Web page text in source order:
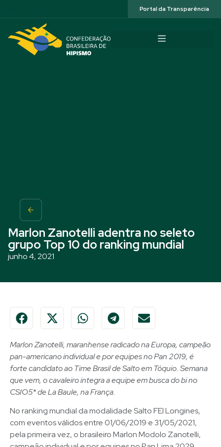
Portal da Transparência
Marlon Zanotelli adentra no seleto
grupo Top 10 do ranking mundial
junho 4, 2021
Marlon Zanotelli, maranhense radicado na Europa, campeão
pan-americano individual e por equipes no Pan 2019, é
forte candidato ao Time Brasil de Salto em Tóquio. Semana
que vem, o cavaleiro integra a equipe em busca do bi no
CSIO5* de La Baule, na França.
No ranking mundial da modalidade Salto FEI Longines,
com eventos válidos entre 01/06/2019 e 31/05/2021,
pela primeira vez, o brasileiro Marlon Modolo Zanotelli,